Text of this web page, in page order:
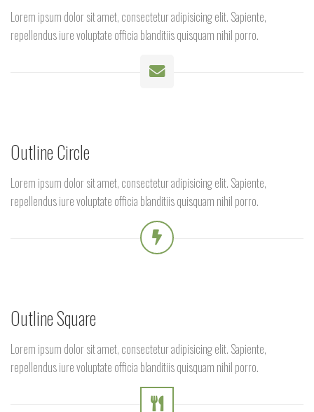
Lorem ipsum dolor sit amet, consectetur adipisicing elit. Sapiente,
repellendus iure voluptate officia blanditiis quisquam nihil porro.
Outline Circle
Lorem ipsum dolor sit amet, consectetur adipisicing elit. Sapiente,
repellendus iure voluptate officia blanditiis quisquam nihil porro.
Outline Square
Lorem ipsum dolor sit amet, consectetur adipisicing elit. Sapiente,
repellendus iure voluptate officia blanditiis quisquam nihil porro.